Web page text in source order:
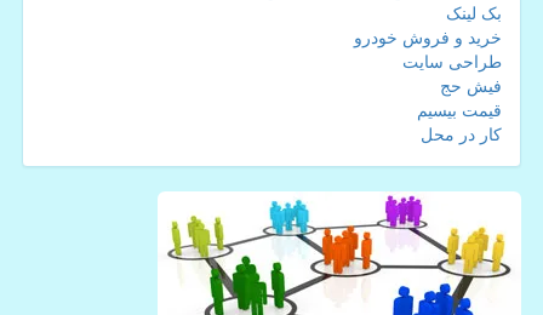
بک لینک
خرید و فروش خودرو
طراحی سایت
فیش حج
قیمت بیسیم
کار در محل